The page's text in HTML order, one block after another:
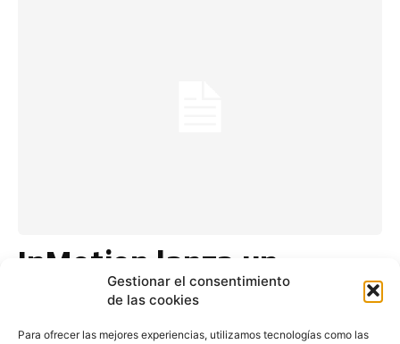
Gestionar el consentimiento
de las cookies
Para ofrecer las mejores experiencias, utilizamos tecnologías como las
InMotion lanza un
servicio para Jaguar y
Land Rover con alto